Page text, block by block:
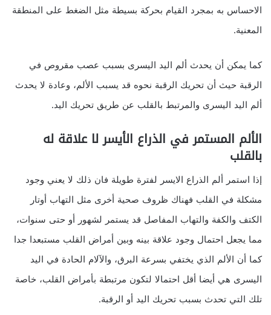
الاحساس به بمجرد القيام بحركة بسيطة مثل الضغط على المنطقة
المعنية.
كما يمكن أن يحدث ألم اليد اليسرى بسبب عصب مقروص في
الرقبة حيث أن تحريك الرقبة نحوه قد يسبب الألم، وعادة لا يحدث
ألم اليد اليسرى والمرتبط بالقلب عن طريق تحريك اليد.
الألم المستمر في الذراع الأيسر لا علاقة له
بالقلب
إذا استمر ألم الذراع الايسر لفترة طويلة فان ذلك لا يعني وجود
مشكلة في القلب فهناك ظروف صحية أخرى مثل التهاب أوتار
الكتف والكفة والتهاب المفاصل قد يستمر لشهور أو حتى سنوات،
مما يجعل احتمال وجود علاقة بينه وبين أمراض القلب مستبعدا جدا
كما أن الألم الذي يختفي بسرعة البرق، والآلام الحادة في اليد
اليسرى هي أيضا أقل احتمالا لتكون مرتبطة بأمراض القلب، خاصة
تلك التي تحدث بسبب تحريك اليد أو الرقبة.